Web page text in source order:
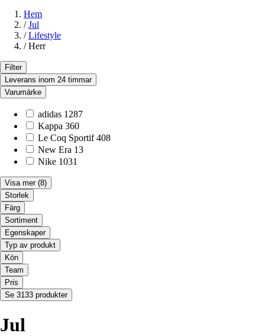
Hem
/ Jul
/ Lifestyle
/ Herr
Filter
Leverans inom 24 timmar
Varumärke
adidas 1287
Kappa 360
Le Coq Sportif 408
New Era 13
Nike 1031
Visa mer (8)
Storlek
Färg
Sortiment
Egenskaper
Typ av produkt
Kön
Team
Pris
Se 3133 produkter
Jul